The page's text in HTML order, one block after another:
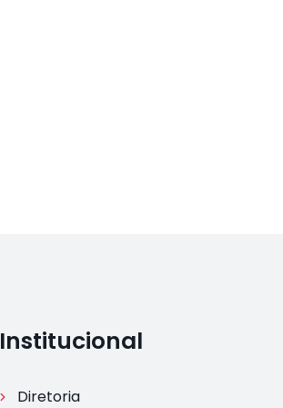
Institucional
Diretoria